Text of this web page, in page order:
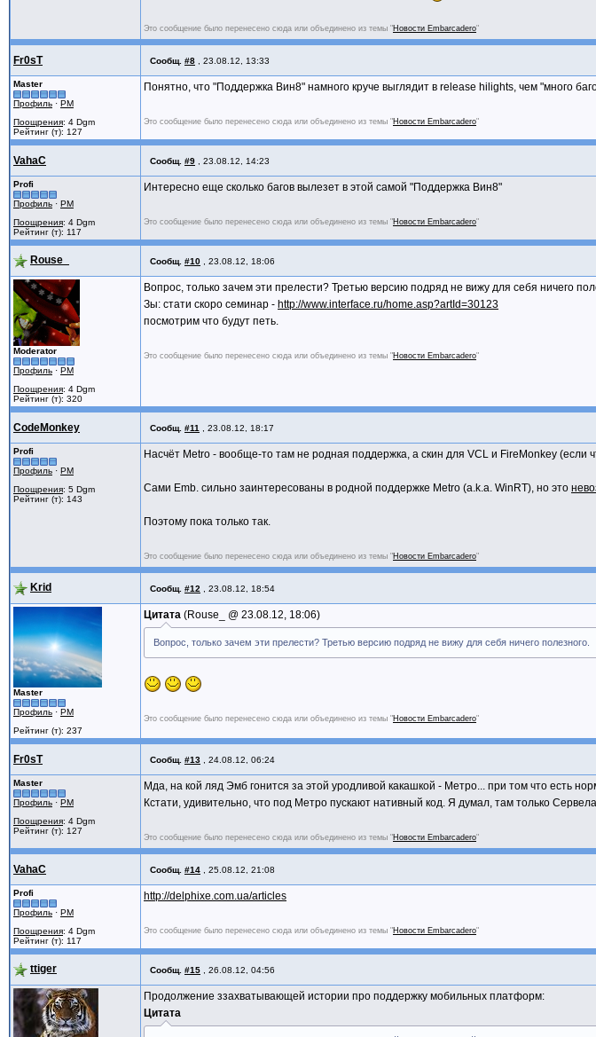
Это сообщение было перенесено сюда или объединено из темы "Новости Embarcadero"
Fr0sT Сообщ. #8 23.08.12, 13:33
Master
Профиль · PM
Поощрения: 4 Dgm
Рейтинг (т): 127
Понятно, что "Поддержка Вин8" намного круче выглядит в release hilights, чем "много
Это сообщение было перенесено сюда или объединено из темы "Новости Embarcadero"
VahaC Сообщ. #9 23.08.12, 14:23
Profi
Профиль · PM
Поощрения: 4 Dgm
Рейтинг (т): 117
Интересно еще сколько багов вылезет в этой самой "Поддержка Вин8"
Это сообщение было перенесено сюда или объединено из темы "Новости Embarcadero"
Rouse_ Сообщ. #10 23.08.12, 18:06
Moderator
Профиль · PM
Поощрения: 4 Dgm
Рейтинг (т): 320
Вопрос, только зачем эти прелести? Третью версию подряд не вижу для себя ничего
Зы: стати скоро семинар - http://www.interface.ru/home.asp?artId=30123
посмотрим что будут петь.
Это сообщение было перенесено сюда или объединено из темы "Новости Embarcadero"
CodeMonkey Сообщ. #11 23.08.12, 18:17
Profi
Профиль · PM
Поощрения: 5 Dgm
Рейтинг (т): 143
Насчёт Metro - вообще-то там не родная поддержка, а скин для VCL и FireMonkey (если
Сами Emb. сильно заинтересованы в родной поддержке Metro (a.k.a. WinRT), но это
Поэтому пока только так.
Это сообщение было перенесено сюда или объединено из темы "Новости Embarcadero"
Krid Сообщ. #12 23.08.12, 18:54
Master
Профиль · PM
Рейтинг (т): 237
Цитата Rouse_ @ 23.08.12, 18:06
Вопрос, только зачем эти прелести? Третью версию подряд не вижу для себя ничего полезного.
Это сообщение было перенесено сюда или объединено из темы "Новости Embarcadero"
Fr0sT Сообщ. #13 24.08.12, 06:24
Master
Профиль · PM
Поощрения: 4 Dgm
Рейтинг (т): 127
Мда, на кой ляд Эмб гонится за этой уродливой какашкой - Метро... при том что есть
Кстати, удивительно, что под Метро пускают нативный код. Я думал, там только
Это сообщение было перенесено сюда или объединено из темы "Новости Embarcadero"
VahaC Сообщ. #14 25.08.12, 21:08
Profi
Профиль · PM
Поощрения: 4 Dgm
Рейтинг (т): 117
http://delphixe.com.ua/articles
Это сообщение было перенесено сюда или объединено из темы "Новости Embarcadero"
ttiger Сообщ. #15 26.08.12, 04:56
Продолжение ззахватывающей истории про поддержку мобильных платформ:
Цитата